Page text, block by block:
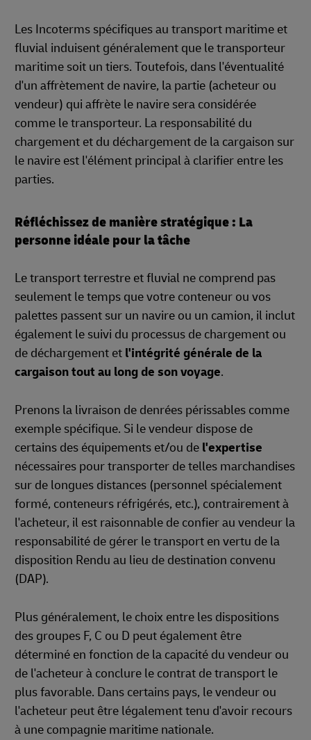
Les Incoterms spécifiques au transport maritime et
fluvial induisent généralement que le transporteur
maritime soit un tiers. Toutefois, dans l'éventualité
d'un affrètement de navire, la partie (acheteur ou
vendeur) qui affrète le navire sera considérée
comme le transporteur. La responsabilité du
chargement et du déchargement de la cargaison sur
le navire est l'élément principal à clarifier entre les
parties.
Réfléchissez de manière stratégique : La
personne idéale pour la tâche
Le transport terrestre et fluvial ne comprend pas
seulement le temps que votre conteneur ou vos
palettes passent sur un navire ou un camion, il inclut
également le suivi du processus de chargement ou
de déchargement et l'intégrité générale de la
cargaison tout au long de son voyage.
Prenons la livraison de denrées périssables comme
exemple spécifique. Si le vendeur dispose de
certains des équipements et/ou de l'expertise
nécessaires pour transporter de telles marchandises
sur de longues distances (personnel spécialement
formé, conteneurs réfrigérés, etc.), contrairement à
l'acheteur, il est raisonnable de confier au vendeur la
responsabilité de gérer le transport en vertu de la
disposition Rendu au lieu de destination convenu
(DAP).
Plus généralement, le choix entre les dispositions
des groupes F, C ou D peut également être
déterminé en fonction de la capacité du vendeur ou
de l'acheteur à conclure le contrat de transport le
plus favorable. Dans certains pays, le vendeur ou
l'acheteur peut être légalement tenu d'avoir recours
à une compagnie maritime nationale.